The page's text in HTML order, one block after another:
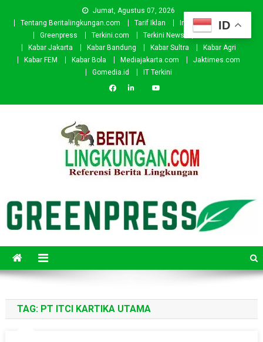
Jumat, Agustus 07, 2026
Tentang Beritalingkungan.com
Tarif Iklan Investor
Donasi
Greenpress
Terkini.com Terkini News
Kabar.id
Kabar Jakarta
Kabar Bandung Kabar Sultra
Kabar Agri
Kabar FEM
Kabar Bola Mediajakarta.com
Jaktimes.com
Gomedia.id
IT Terkini
TAG: PT ITCI KARTIKA UTAMA
ID